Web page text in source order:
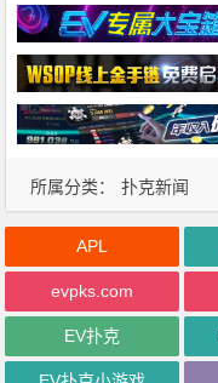
所属分类： 扑克新闻
APL
evpks.com
EV扑克